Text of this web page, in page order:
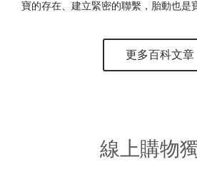
寶的存在、建立緊密的聯繫，胎動也是
更多百科文章
線上購物